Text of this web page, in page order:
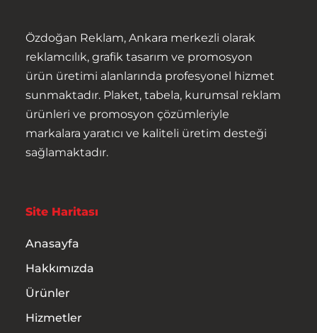
Özdoğan Reklam, Ankara merkezli olarak
reklamcılık, grafik tasarım ve promosyon
ürün üretimi alanlarında profesyonel hizmet
sunmaktadır. Plaket, tabela, kurumsal reklam
ürünleri ve promosyon çözümleriyle
markalara yaratıcı ve kaliteli üretim desteği
sağlamaktadır.
Site Haritası
Anasayfa
Hakkımızda
Ürünler
Hizmetler
Hakkımızda
Ürünler
Hizmetler